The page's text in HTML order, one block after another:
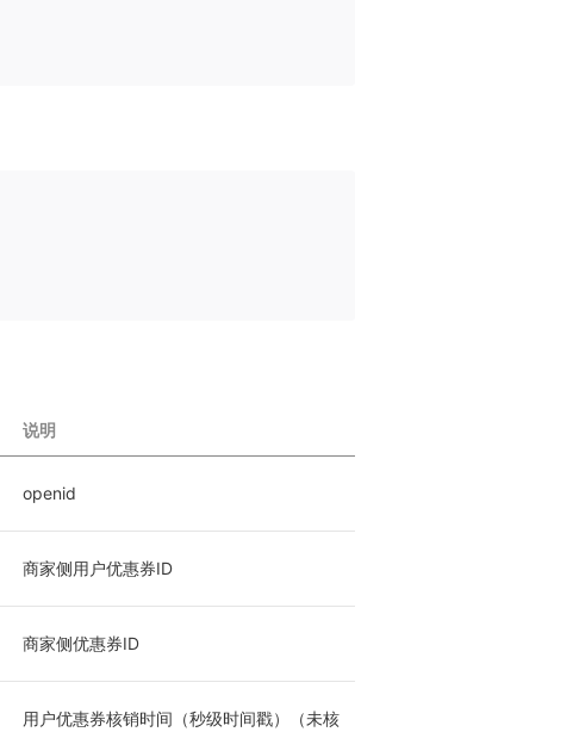
说明
openid
商家侧用户优惠券ID
商家侧优惠券ID
用户优惠券核销时间（秒级时间戳）（未核